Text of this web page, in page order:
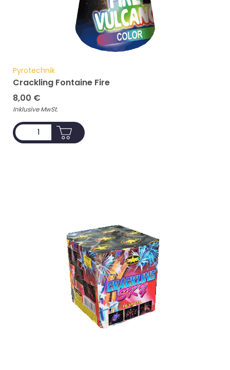
Pyrotechnik
Crackling Fontaine Fire
8,00 €
Inklusive MwSt.